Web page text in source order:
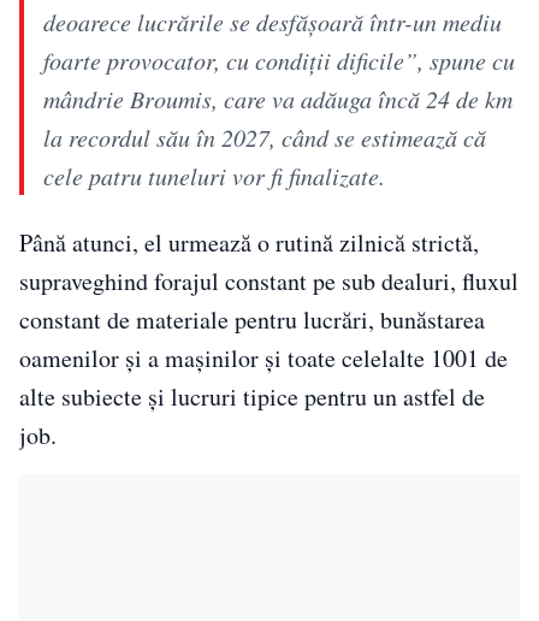
deoarece lucrările se desfășoară într-un mediu
foarte provocator, cu condiții dificile”, spune cu
mândrie Broumis, care va adăuga încă 24 de km
la recordul său în 2027, când se estimează că
cele patru tuneluri vor fi finalizate.
Până atunci, el urmează o rutină zilnică strictă,
supraveghind forajul constant pe sub dealuri, fluxul
constant de materiale pentru lucrări, bunăstarea
oamenilor și a mașinilor și toate celelalte 1001 de
alte subiecte și lucruri tipice pentru un astfel de
job.